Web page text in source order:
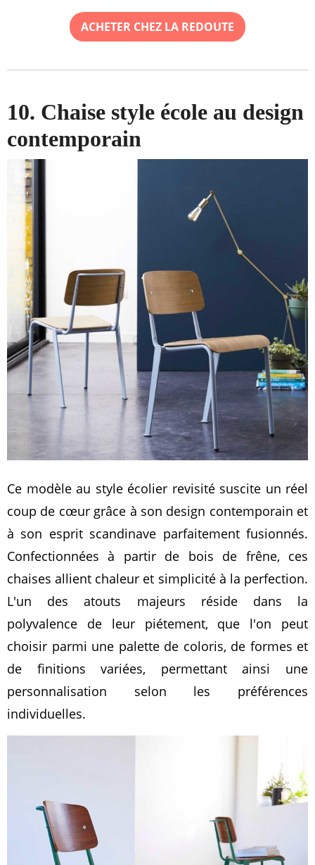
ACHETER CHEZ LA REDOUTE
10. Chaise style école au design
contemporain
Ce modèle au style écolier revisité suscite un réel
coup de cœur grâce à son design contemporain et
à son esprit scandinave parfaitement fusionnés.
Confectionnées à partir de bois de frêne, ces
chaises allient chaleur et simplicité à la perfection.
L'un des atouts majeurs réside dans la
polyvalence de leur piétement, que l'on peut
choisir parmi une palette de coloris, de formes et
de finitions variées, permettant ainsi une
personnalisation selon les préférences
individuelles.